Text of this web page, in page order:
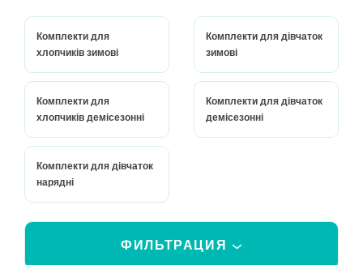
Комплекти для
хлопчиків зимові
Комплекти для дівчаток
зимові
Комплекти для
хлопчиків демісезонні
Комплекти для дівчаток
демісезонні
Комплекти для дівчаток
нарядні
ФИЛЬТРАЦИЯ